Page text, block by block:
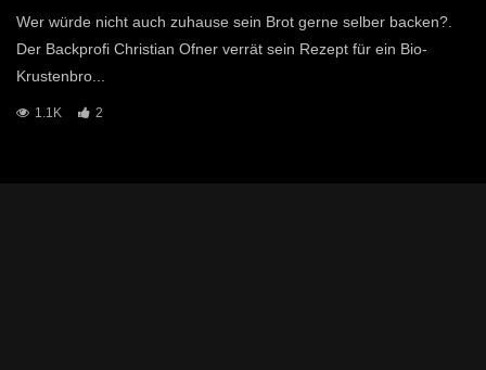
Wer würde nicht auch zuhause sein Brot gerne selber backen?.
Der Backprofi Christian Ofner verrät sein Rezept für ein Bio-
Krustenbro...
1.1K 2